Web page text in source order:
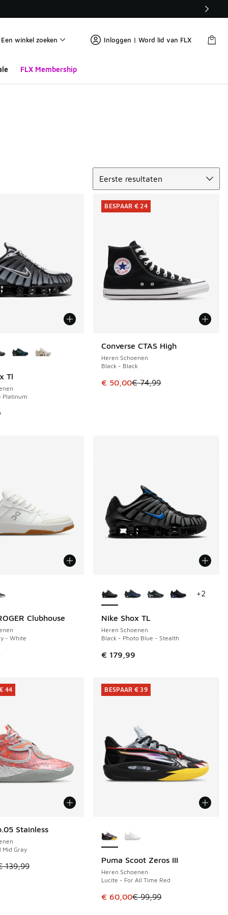
Een winkel zoeken Inloggen | Word lid van FLX
FLX Membership
Eerste resultaten
Tl
Platinum
Converse CTAS High
Heren Schoenen
Black - Black
Dit artikel is in de uitverkoop. Dit
€ 50,00€ 74,99
BESPAAR € 24
BESPAAR € 24
Clubhouse
- White
Nike Shox TL
Heren Schoenen
Black - Photo Blue - Stealth
€ 179,99
+2
Stainless
Mid Gray
is in de uitverkoop. Dit artikel is in de aanbieding Prijs
139,99
44
44
Puma Scoot Zeros III
Heren Schoenen
Lucite - For All Time Red
Dit artikel is in de uitverkoop. Dit
€ 60,00€ 99,99
BESPAAR € 39
BESPAAR € 39